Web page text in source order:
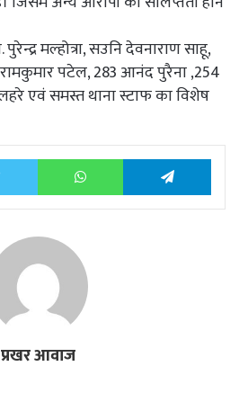
मल्होत्रा, सउनि देवनाराण साहू,
पटेल, 283 आनंद पुरैना ,254
एवं समस्त थाना स्टाफ का विशेष
Twitter WhatsApp
प्रखर आवाज